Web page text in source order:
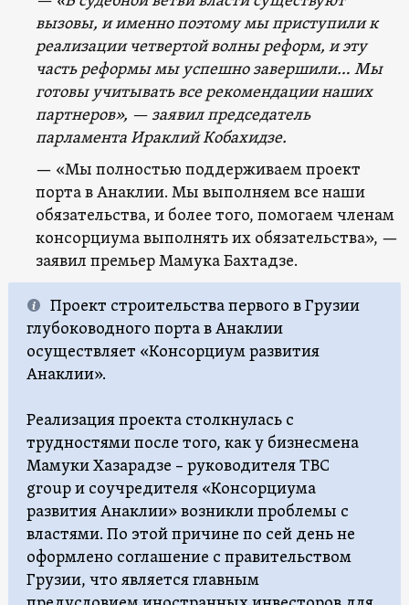
вызовы, и именно поэтому мы приступили к
реализации четвертой волны реформ, и эту
часть реформы мы успешно завершили… Мы
готовы учитывать все рекомендации наших
партнеров», — заявил председатель
парламента Ираклий Кобахидзе.
— «Мы полностью поддерживаем проект
порта в Анаклии. Мы выполняем все наши
обязательства, и более того, помогаем членам
консорциума выполнять их обязательства», —
заявил премьер Мамука Бахтадзе.
Проект строительства первого в Грузии
глубоководного порта в Анаклии
осуществляет «Консорциум развития
Анаклии».
Реализация проекта столкнулась с
трудностями после того, как у бизнесмена
Мамуки Хазарадзе – руководителя ТВС
group и соучредителя «Консорциума
развития Анаклии» возникли проблемы с
властями. По этой причине по сей день не
оформлено соглашение с правительством
Грузии, что является главным